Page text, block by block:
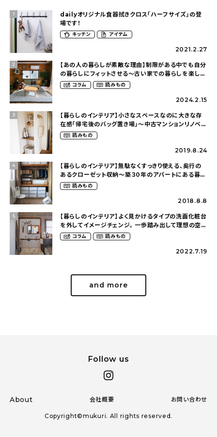
1
dailyオリジナル食器拭きクロス「ハーフサイズ」の登
場です！
キッチン アイテム
2021.2.27
2
【あの人の暮らしが素敵な理由】制限がある中でも自分
の暮らしにフィットさせる〜古い家での暮らしを楽しむ
（idasanchiさん）
コラム 読みもの
2024.2.15
3
【暮らしのインテリア】小さなスペースなのに大きな存
在感「帰宅後のバッグ置き場」～中古マンションリノベー
ションで叶えたコダワリの暮らし（cocoyuko___さ
ん）
読みもの
2019.8.24
4
【暮らしのインテリア】無駄なくすっきり使える、奥行の
あるクローゼット収納〜築３０年のアパートにある暮ら
し（mari_ppe_さん）
読みもの
2018.8.8
5
【暮らしのインテリア】よく見かけるタイプの洗面化粧台
を外してイメージチェンジ。 一歩踏み出して理想の空間
へ〜築１２年の建売住宅をDIYする暮らし
（asasa0509さん）
コラム 読みもの
2022.7.19
and more
Follow us
About 会社概要 お問い合わせ
Copyright©mukuri. All rights reserved.